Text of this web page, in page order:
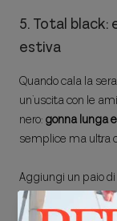
5. Total
estiva
Quando cala la
un’uscita con le
nero:gonna lunga
semplice ma ultra
Aggiungi un paio
trucco naturale con
pronta per